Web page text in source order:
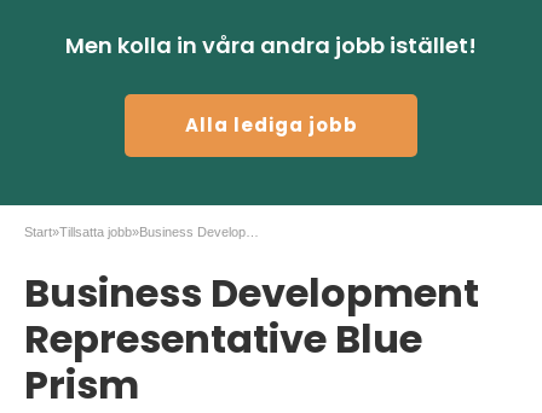
Men kolla in våra andra jobb istället!
Alla lediga jobb
Start»Tillsatta jobb»
Business Development
Representative Blue
Prism